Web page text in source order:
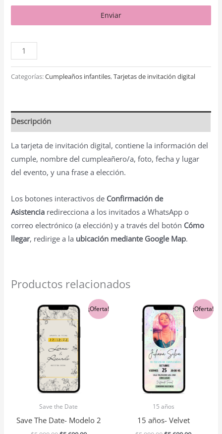
Enviar
Categorías:Cumpleaños infantiles,Tarjetas de invitación digital
Descripción
La tarjeta de invitación digital, contiene la información del
cumple, nombre del cumpleañero/a, foto, fecha y lugar
del evento, y una frase a elección.
Los botones interactivos de Confirmación de
Asistencia redirecciona a los invitados a WhatsApp o
correo electrónico (a elección) y a través del botón Cómo
llegar, redirige a la ubicación mediante Google Map.
Productos relacionados
¡Oferta!
Save the Date
Save The Date- Modelo 2
El
precio
original
$5,900.00.
El
precio
¡Oferta!
15 años
15 años- Velvet
El
precio
original
era:
$5,900.00.
El
precio